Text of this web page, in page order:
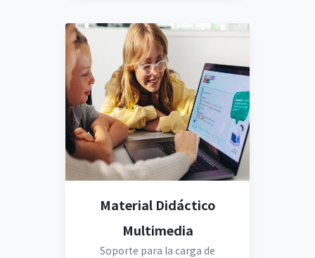
Material Didáctico
Multimedia
Soporte para la carga de